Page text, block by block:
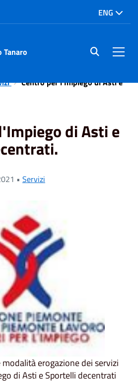
ENG
Tanaro site.searc
Centro per l'Impiego di Asti e
di Asti e
• Servizi
erogazione dei servizi
di Asti e Sportelli decentrati